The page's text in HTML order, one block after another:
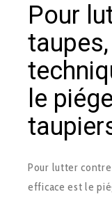
Pour
le
Pour lutter
efficace est le